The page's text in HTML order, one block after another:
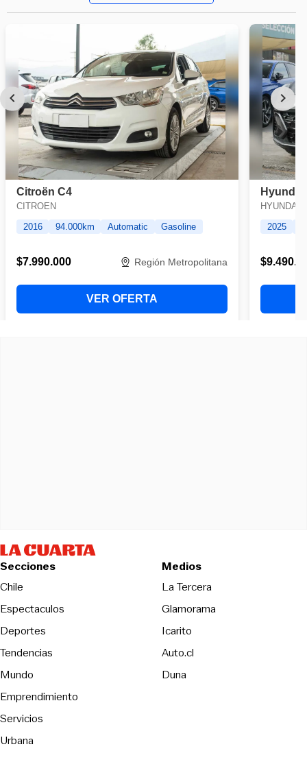
Secciones
Chile
Espectaculos
Deportes
Tendencias
Mundo
Emprendimiento
Servicios
Urbana
Medios
La TerceraOpens in new
Glamorama
Icarito
Auto.cl
DunaOpens in new window